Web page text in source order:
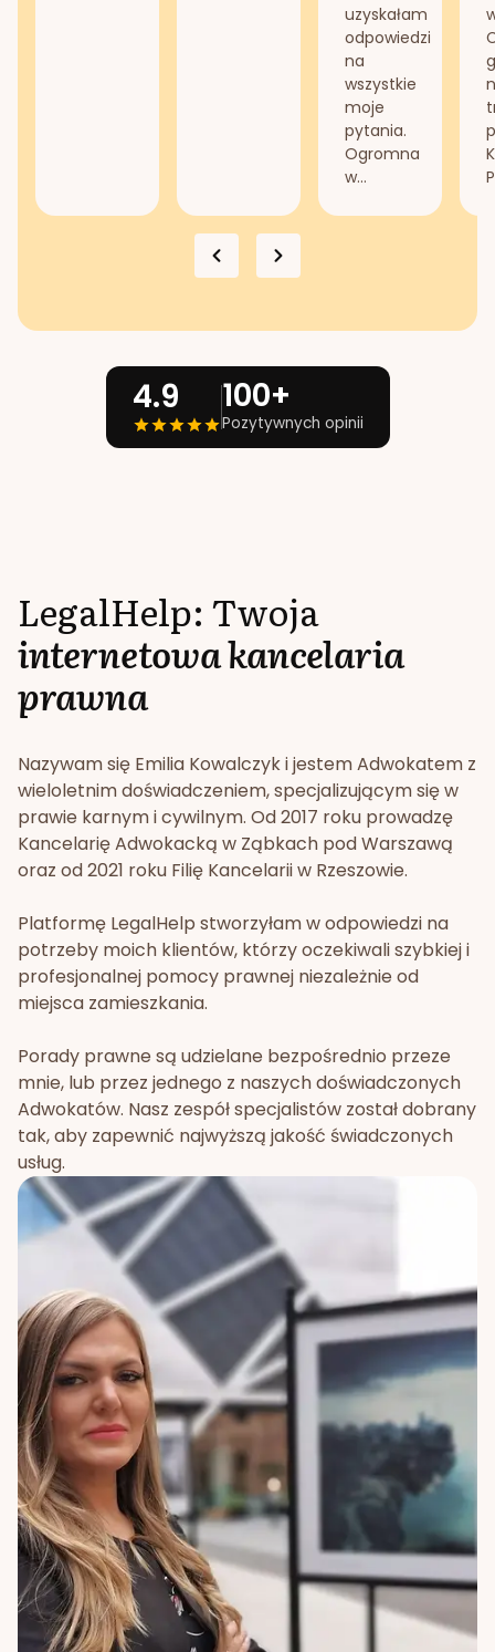
uzyskałam
odpowiedzi
na
wszystkie
moje
pytania.
Ogromna
w...
4.9 100+
Pozytywnych opinii
LegalHelp: Twoja
internetowa kancelaria
prawna
Nazywam się Emilia Kowalczyk i jestem Adwokatem z
wieloletnim doświadczeniem, specjalizującym się w
prawie karnym i cywilnym. Od 2017 roku prowadzę
Kancelarię Adwokacką w Ząbkach pod Warszawą
oraz od 2021 roku Filię Kancelarii w Rzeszowie.
Platformę LegalHelp stworzyłam w odpowiedzi na
potrzeby moich klientów, którzy oczekiwali szybkiej i
profesjonalnej pomocy prawnej niezależnie od
miejsca zamieszkania.
Porady prawne są udzielane bezpośrednio przeze
mnie, lub przez jednego z naszych doświadczonych
Adwokatów. Nasz zespół specjalistów został dobrany
tak, aby zapewnić najwyższą jakość świadczonych
usług.